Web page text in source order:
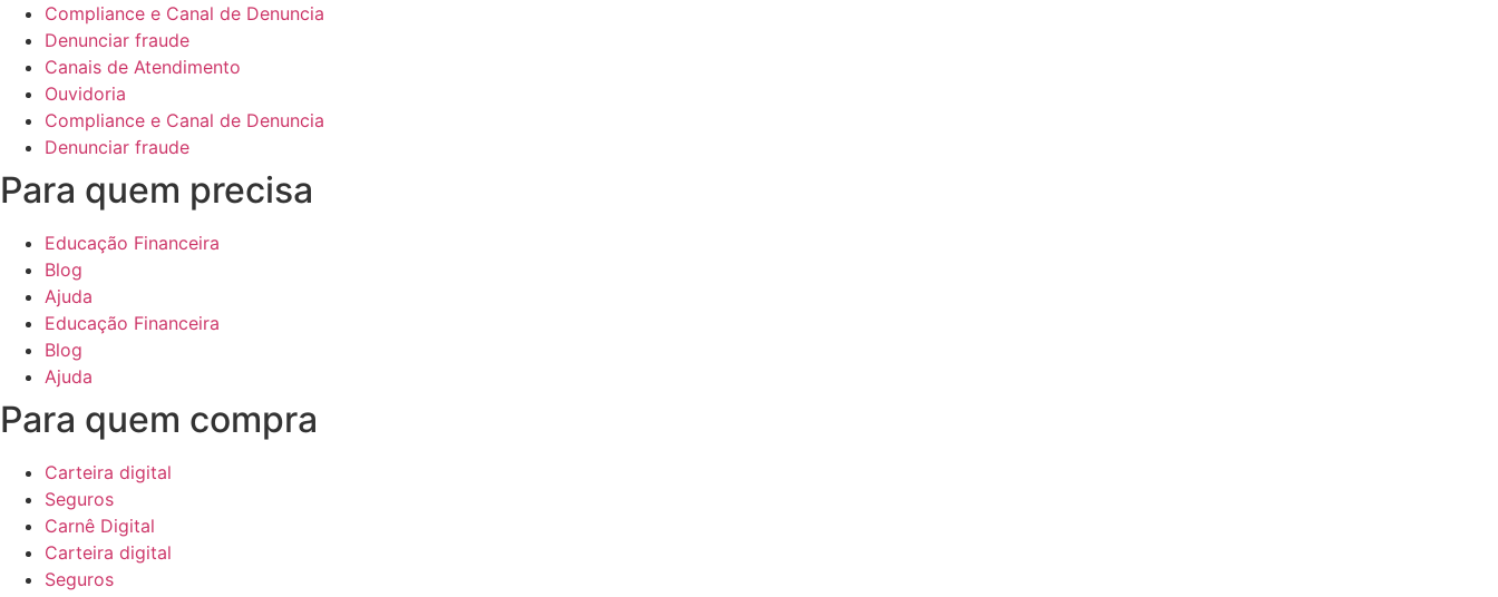
Compliance e Canal de Denuncia
Denunciar fraude
Canais de Atendimento
Ouvidoria
Compliance e Canal de Denuncia
Denunciar fraude
Para quem precisa
Educação Financeira
Blog
Ajuda
Educação Financeira
Blog
Ajuda
Para quem compra
Carteira digital
Seguros
Carnê Digital
Carteira digital
Seguros